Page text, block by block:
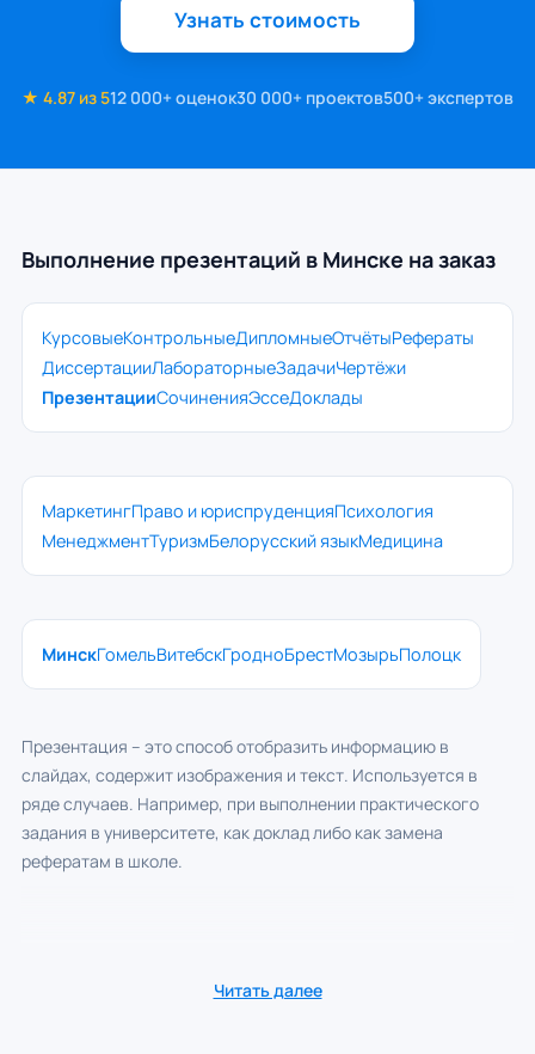
Узнать стоимость
★ 4.87 из 512 000+ оценок30 000+ проектов500+ экспертов
Выполнение презентаций в Минске на заказ
КурсовыеКонтрольныеДипломныеОтчётыРефераты
ДиссертацииЛабораторныеЗадачиЧертёжи
ПрезентацииСочиненияЭссеДоклады
МаркетингПраво и юриспруденцияПсихология
МенеджментТуризмБелорусский языкМедицина
МинскГомельВитебскГродноБрестМозырьПолоцк
Презентация – это способ отобразить информацию в
слайдах, содержит изображения и текст. Используется в
ряде случаев. Например, при выполнении практического
задания в университете, как доклад либо как замена
рефератам в школе.
Читать далее